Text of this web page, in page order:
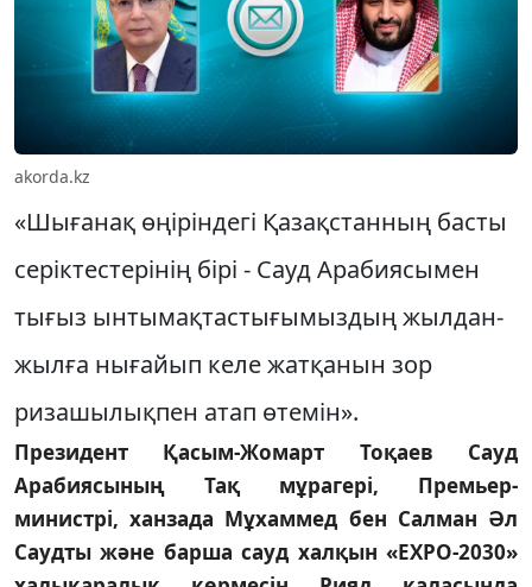
akorda.kz
«Шығанақ өңіріндегі Қазақстанның басты
серіктестерінің бірі - Сауд Арабиясымен
тығыз ынтымақтастығымыздың жылдан-
жылға нығайып келе жатқанын зор
ризашылықпен атап өтемін».
Президент Қасым-Жомарт Тоқаев Сауд
Арабиясының Тақ мұрагері, Премьер-
министрі, ханзада Мұхаммед бен Салман Әл
Саудты және барша сауд халқын «EXPO-2030»